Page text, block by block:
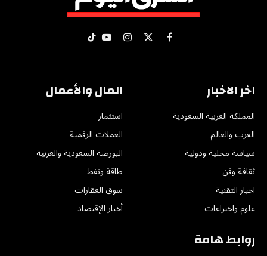
فيسبوك
X الانستغراميوتيوبتيكتوك
اخر الاخبار
المملكة العربية السعودية
العرب والعالم
سياسة محلية ودولية
ثقافة وفن
اخبار التقنية
علوم واختراعات
المال والأعمال
استثمار
العملات الرقمية
البورصة السعودية والعربية
طاقة ونفط
سوق العقارات
أخبار الإقتصاد
روابط هامة